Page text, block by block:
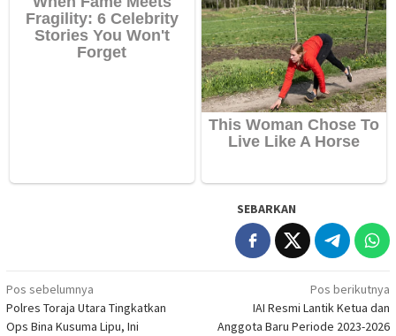
SEBARKAN
Navigasi
pos
Pos sebelumnya
Polres Toraja Utara Tingkatkan
Ops Bina Kusuma Lipu, Ini
Pos berikutnya
IAI Resmi Lantik Ketua dan
Anggota Baru Periode 2023-2026